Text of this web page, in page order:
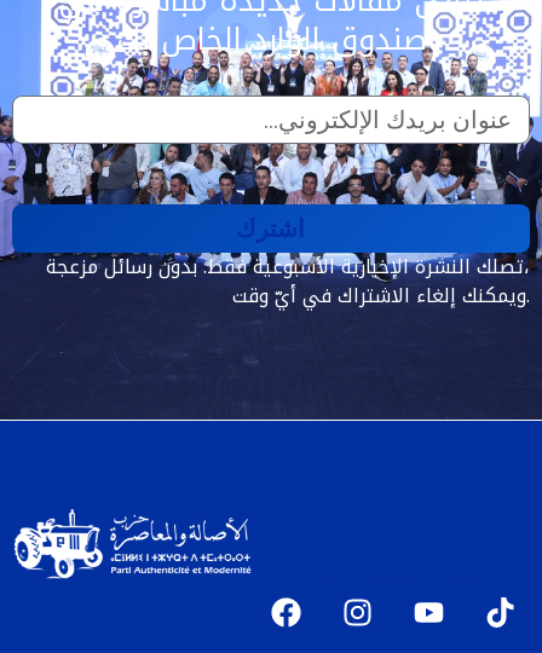
صندوق الوارد الخاص بك
اشترك
تصلك النشرة الإخبارية الأسبوعية فقط. بدون رسائل مزعجة،
ويمكنك إلغاء الاشتراك في أيّ وقت.
F
a
I
n
Y
o
T
i